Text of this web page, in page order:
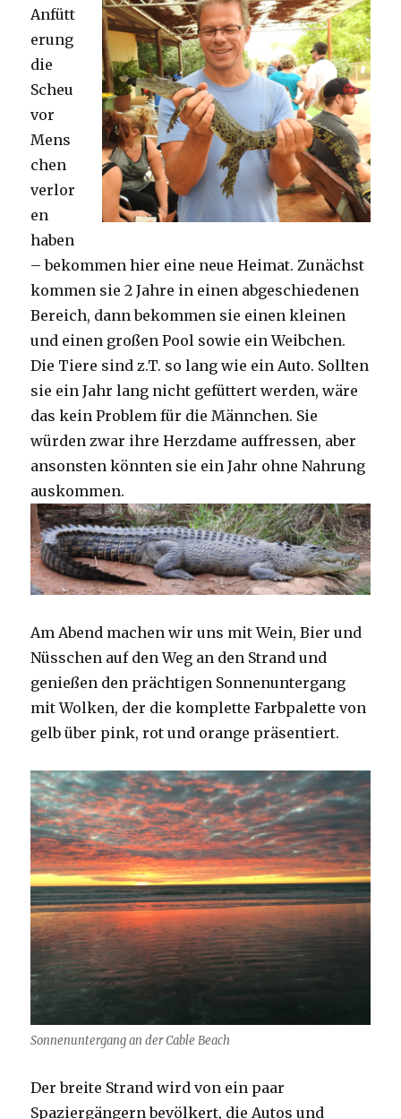
Anfütt
erung
die
Scheu
vor
Mens
chen
verlor
en
haben
– bekommen hier eine neue Heimat. Zunächst
kommen sie 2 Jahre in einen abgeschiedenen
Bereich, dann bekommen sie einen kleinen
und einen großen Pool sowie ein Weibchen.
Die Tiere sind z.T. so lang wie ein Auto. Sollten
sie ein Jahr lang nicht gefüttert werden, wäre
das kein Problem für die Männchen. Sie
würden zwar ihre Herzdame auffressen, aber
ansonsten könnten sie ein Jahr ohne Nahrung
auskommen.
Am Abend machen wir uns mit Wein, Bier und
Nüsschen auf den Weg an den Strand und
genießen den prächtigen Sonnenuntergang
mit Wolken, der die komplette Farbpalette von
gelb über pink, rot und orange präsentiert.
Sonnenuntergang an der Cable Beach
Der breite Strand wird von ein paar
Spaziergängern bevölkert, die Autos und